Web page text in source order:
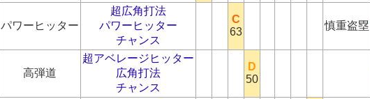
パワーヒッター
超広角打法
パワーヒッター
チャンス
C
63
慎重盗塁
高弾道
超アベレージヒッター
広角打法
チャンス
D
50